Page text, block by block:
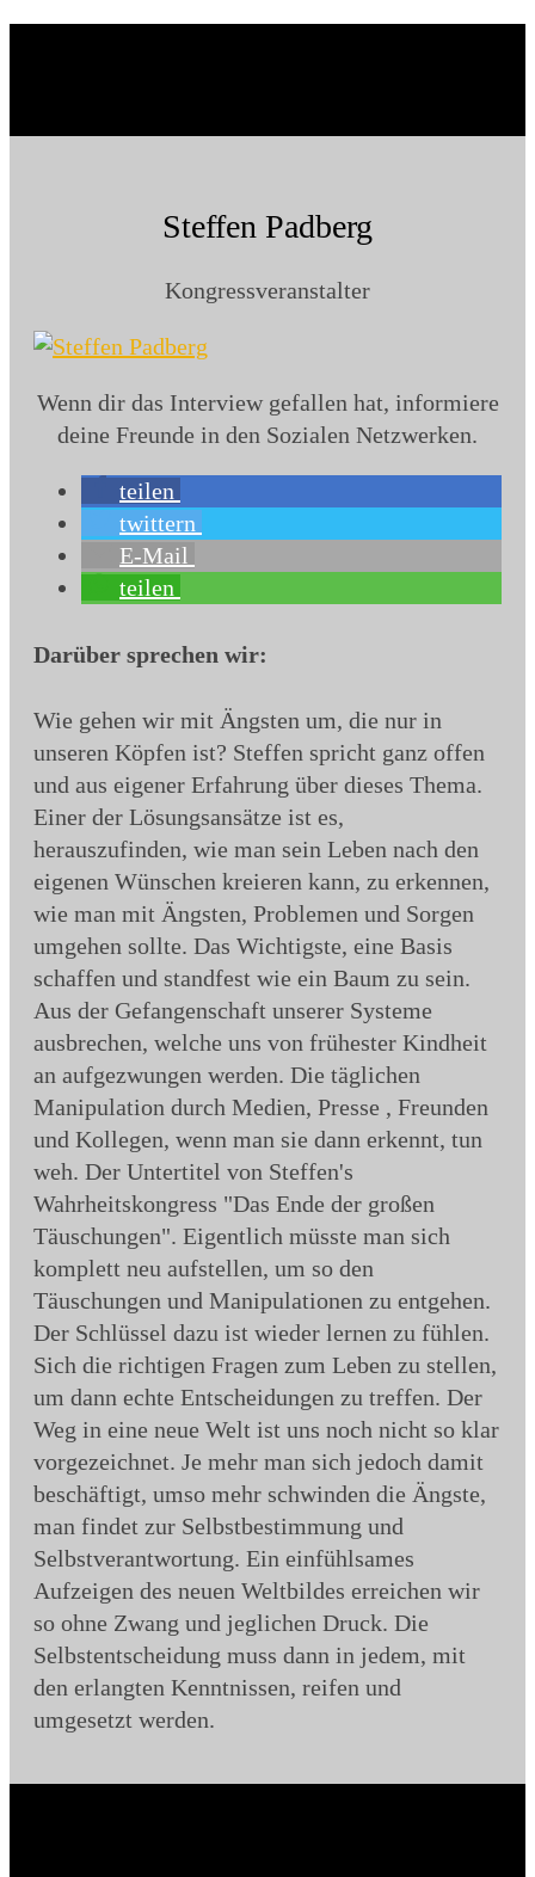
Steffen Padberg
Kongressveranstalter
Wenn dir das Interview gefallen hat, informiere
deine Freunde in den Sozialen Netzwerken.
teilen
twittern
E-Mail
teilen
Darüber sprechen wir:
Wie gehen wir mit Ängsten um, die nur in
unseren Köpfen ist? Steffen spricht ganz offen
und aus eigener Erfahrung über dieses Thema.
Einer der Lösungsansätze ist es,
herauszufinden, wie man sein Leben nach den
eigenen Wünschen kreieren kann, zu erkennen,
wie man mit Ängsten, Problemen und Sorgen
umgehen sollte. Das Wichtigste, eine Basis
schaffen und standfest wie ein Baum zu sein.
Aus der Gefangenschaft unserer Systeme
ausbrechen, welche uns von frühester Kindheit
an aufgezwungen werden. Die täglichen
Manipulation durch Medien, Presse , Freunden
und Kollegen, wenn man sie dann erkennt, tun
weh. Der Untertitel von Steffen's
Wahrheitskongress "Das Ende der großen
Täuschungen". Eigentlich müsste man sich
komplett neu aufstellen, um so den
Täuschungen und Manipulationen zu entgehen.
Der Schlüssel dazu ist wieder lernen zu fühlen.
Sich die richtigen Fragen zum Leben zu stellen,
um dann echte Entscheidungen zu treffen. Der
Weg in eine neue Welt ist uns noch nicht so klar
vorgezeichnet. Je mehr man sich jedoch damit
beschäftigt, umso mehr schwinden die Ängste,
man findet zur Selbstbestimmung und
Selbstverantwortung. Ein einfühlsames
Aufzeigen des neuen Weltbildes erreichen wir
so ohne Zwang und jeglichen Druck. Die
Selbstentscheidung muss dann in jedem, mit
den erlangten Kenntnissen, reifen und
umgesetzt werden.